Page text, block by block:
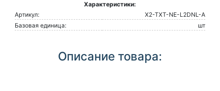
Характеристики:
Артикул:
X2-TXT-NE-L2DNL-A
Базовая единица:
шт
Описание товара: